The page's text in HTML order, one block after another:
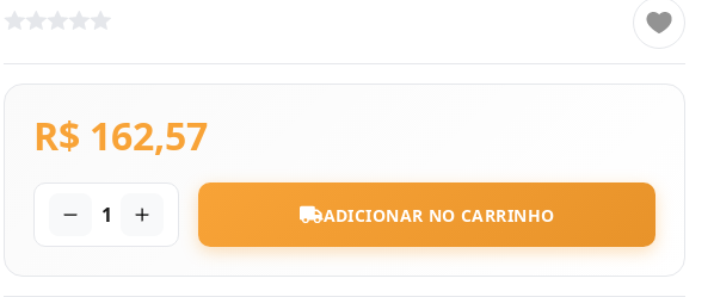
R$ 162,57
1 ADICIONAR NO CARRINHO